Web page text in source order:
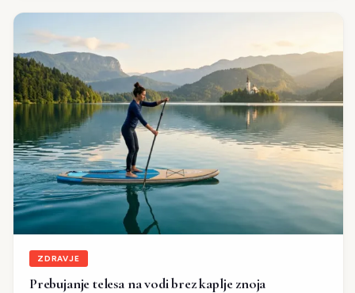
ZDRAVJE
Prebujanje telesa na vodi brez kaplje znoja